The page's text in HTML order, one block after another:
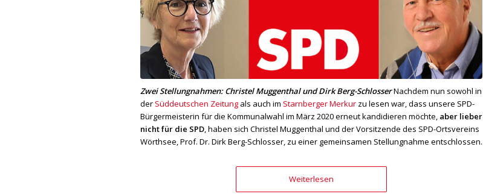
Zwei Stellungnahmen: Christel Muggenthal und Dirk Berg-SchlosserNachdem nun sowohl in
der Süddeutschen Zeitung als auch im Starnberger Merkur zu lesen war, dass unsere SPD-
Bürgermeisterin für die Kommunalwahl im März 2020 erneut kandidieren möchte, aber lieber
nicht für die SPD, haben sich Christel Muggenthal und der Vorsitzende des SPD-Ortsvereins
Wörthsee, Prof. Dr. Dirk Berg-Schlosser, zu einer gemeinsamen Stellungnahme entschlossen.
Weiterlesen